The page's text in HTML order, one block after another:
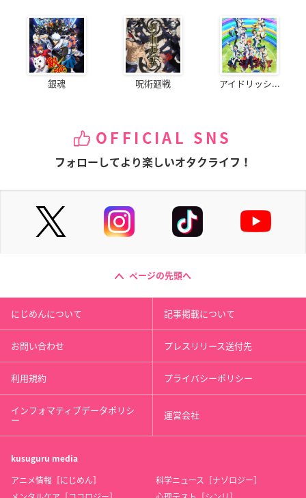
銀魂 呪術廻戦 アイドリッシ...
OFFICIAL SNS
フォローしてより楽しいオタクライフ！
ページの先頭へ
にじめんについて 記事掲載について
お問い合わせ プレスリリース送付先
利用規約 プライバシーポリシー
インフォマティブデータポリシ
ー 運営会社
kusuguru media
アニメ情報［にじめん］
科学ニュース［ナゾロジー］